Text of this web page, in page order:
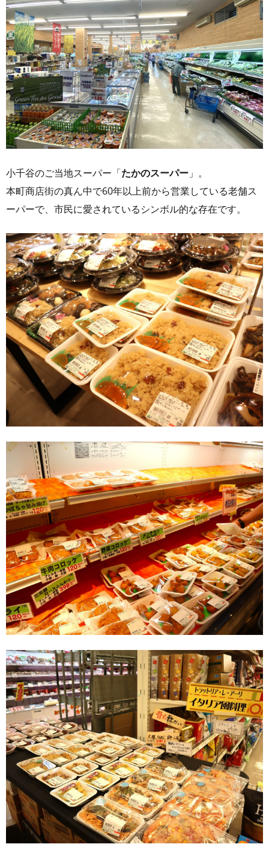
小千谷のご当地スーパー「たかのスーパー 」。
本町商店街の真ん中で60年以上前から営業している老舗ス
ーパーで、市民に愛されているシンボル的な存在です。